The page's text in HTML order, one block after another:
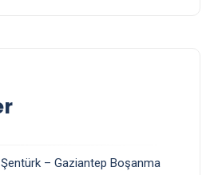
– Gaziantep Boşanma